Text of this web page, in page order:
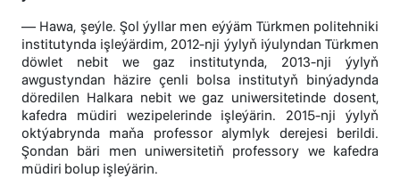
— Hawa, şeýle. Şol ýyllar men eýýäm Türkmen politehniki
institutynda işleýärdim, 2012-nji ýylyň iýulyndan Türkmen
döwlet nebit we gaz institutynda, 2013-nji ýylyň
awgustyndan häzire çenli bolsa institutyň binýadynda
döredilen Halkara nebit we gaz uniwersitetinde dosent,
kafedra müdiri wezipelerinde işleýärin. 2015-nji ýylyň
oktýabrynda maňa professor alymlyk derejesi berildi.
Şondan bäri men uniwersitetiň professory we kafedra
müdiri bolup işleýärin.